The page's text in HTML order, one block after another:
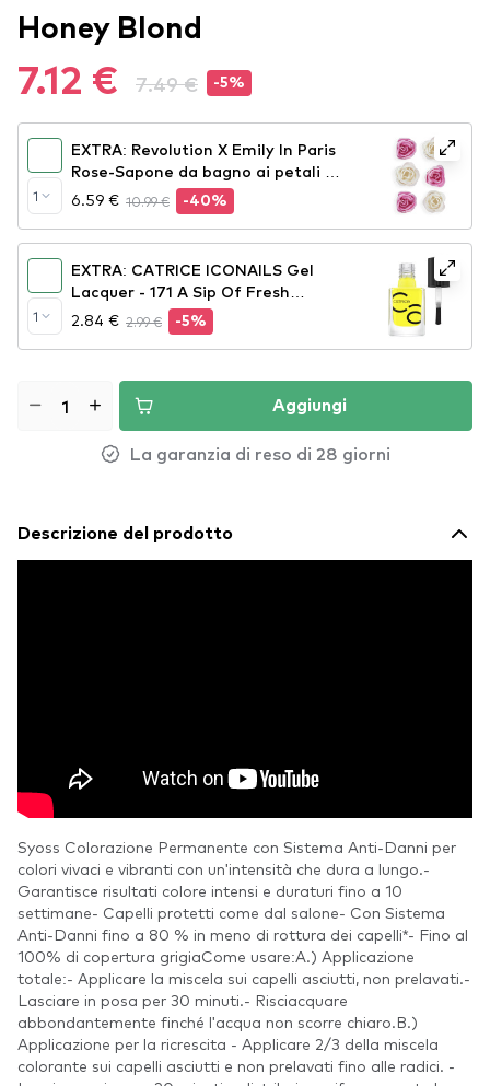
Honey Blond
7.12 € 7.49 € -5%
1
EXTRA: Revolution X Emily In Paris
Rose-Sapone da bagno ai petali di
rosa- Petal Bath Soap
6.59 € 10.99 € -40%
1
EXTRA: CATRICE ICONAILS Gel
Lacquer - 171 A Sip Of Fresh
Lemonade
2.84 € 2.99 € -5%
Aggiungi
La garanzia di reso di 28 giorni
Descrizione del prodotto
Syoss Colorazione Permanente con Sistema Anti-Danni per
colori vivaci e vibranti con un'intensità che dura a lungo.-
Garantisce risultati colore intensi e duraturi fino a 10
settimane- Capelli protetti come dal salone- Con Sistema
Anti-Danni fino a 80 % in meno di rottura dei capelli*- Fino al
100% di copertura grigiaCome usare:A.) Applicazione
totale:- Applicare la miscela sui capelli asciutti, non prelavati.-
Lasciare in posa per 30 minuti.- Risciacquare
abbondantemente finché l'acqua non scorre chiaro.B.)
Applicazione per la ricrescita - Applicare 2/3 della miscela
colorante sui capelli asciutti e non prelavati fino alle radici. -